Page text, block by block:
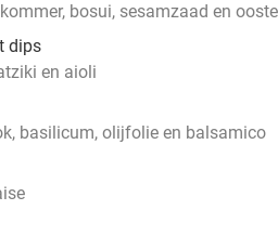
bosui, sesamzaad en
dips
en aioli
basilicum, olijfolie en balsamico